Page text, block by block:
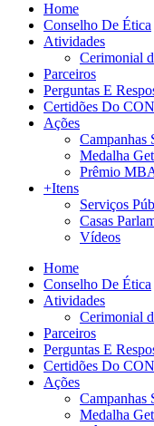
Home
Conselho De Ética
Atividades
Cerimonial
Parceiros
Perguntas E
Certidões Do
Ações
Campanhas
Medalha
Prêmio
+Itens
Serviços
Casas
Vídeos
Home
Conselho De Ética
Atividades
Cerimonial
Parceiros
Perguntas E
Certidões Do
Ações
Campanhas
Medalha